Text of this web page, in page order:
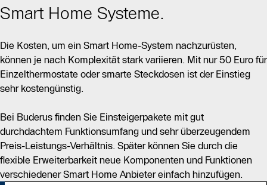
Smart Home Systeme.
Die Kosten, um ein Smart Home-System nachzurüsten,
können je nach Komplexität stark variieren. Mit nur 50 Euro für
Einzelthermostate oder smarte Steckdosen ist der Einstieg
sehr kostengünstig.
Bei Buderus finden Sie Einsteigerpakete mit gut
durchdachtem Funktionsumfang und sehr überzeugendem
Preis-Leistungs-Verhältnis. Später können Sie durch die
flexible Erweiterbarkeit neue Komponenten und Funktionen
verschiedener Smart Home Anbieter einfach hinzufügen.